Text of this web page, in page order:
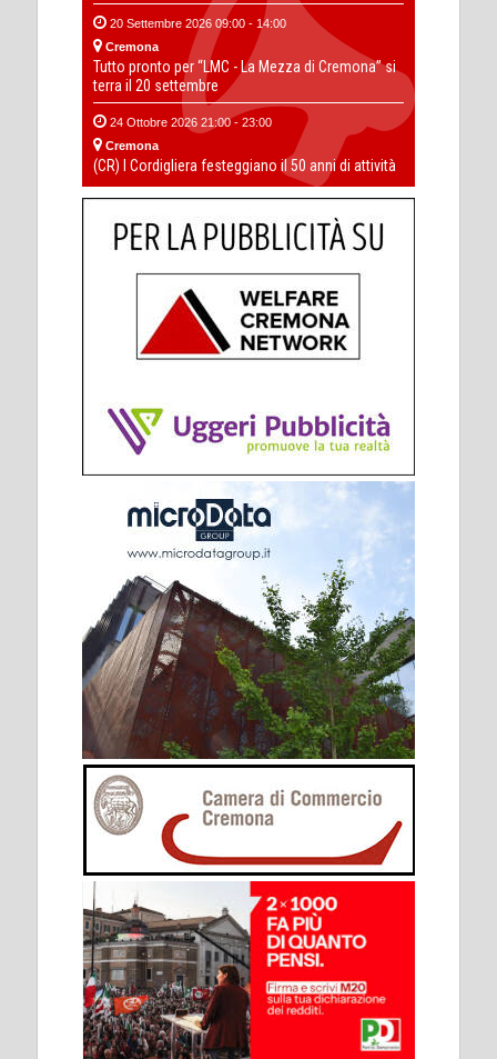
20 Settembre 2026 09:00 - 14:00
Cremona
Tutto pronto per “LMC - La Mezza di Cremona” si
terra il 20 settembre
24 Ottobre 2026 21:00 - 23:00
Cremona
(CR) I Cordigliera festeggiano il 50 anni di attività